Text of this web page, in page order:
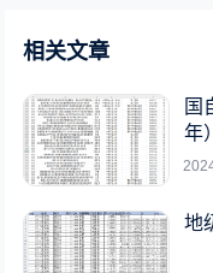
相关文章
国
年
地